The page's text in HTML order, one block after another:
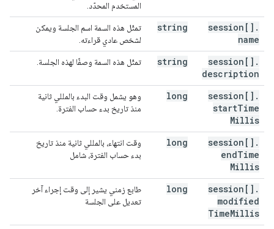
المستخدم المحدّد.
session[] .
name
string
تمثّل هذه السمة اسم الجلسة ويمكن
لشخص عادي قراءته.
session[] .
description
string تمثّل هذه السمة وصفًا لهذه الجلسة.
session[] .
startTime
Millis
long
وهو يشمل وقت البدء بالمللي ثانية
منذ تاريخ بدء حساب الفترة.
session[] .
endTime
Millis
long
وقت انتهاء، بالمللي ثانية منذ تاريخ
بدء حساب الفترة، شامل
session[] .
modified
TimeMillis
long
طابع زمني يشير إلى وقت إجراء آخر
تعديل على الجلسة